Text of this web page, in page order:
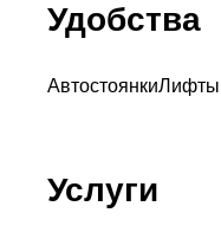
Удобства
АвтостоянкиЛифты
Услуги